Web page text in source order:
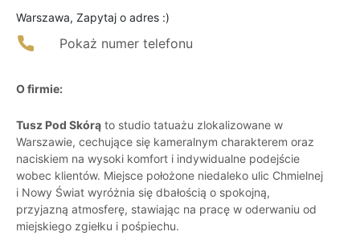
Warszawa, Zapytaj o adres :)
Pokaż numer telefonu
O firmie:
Tusz Pod Skórą to studio tatuażu zlokalizowane w
Warszawie, cechujące się kameralnym charakterem oraz
naciskiem na wysoki komfort i indywidualne podejście
wobec klientów. Miejsce położone niedaleko ulic Chmielnej
i Nowy Świat wyróżnia się dbałością o spokojną,
przyjazną atmosferę, stawiając na pracę w oderwaniu od
miejskiego zgiełku i pośpiechu.